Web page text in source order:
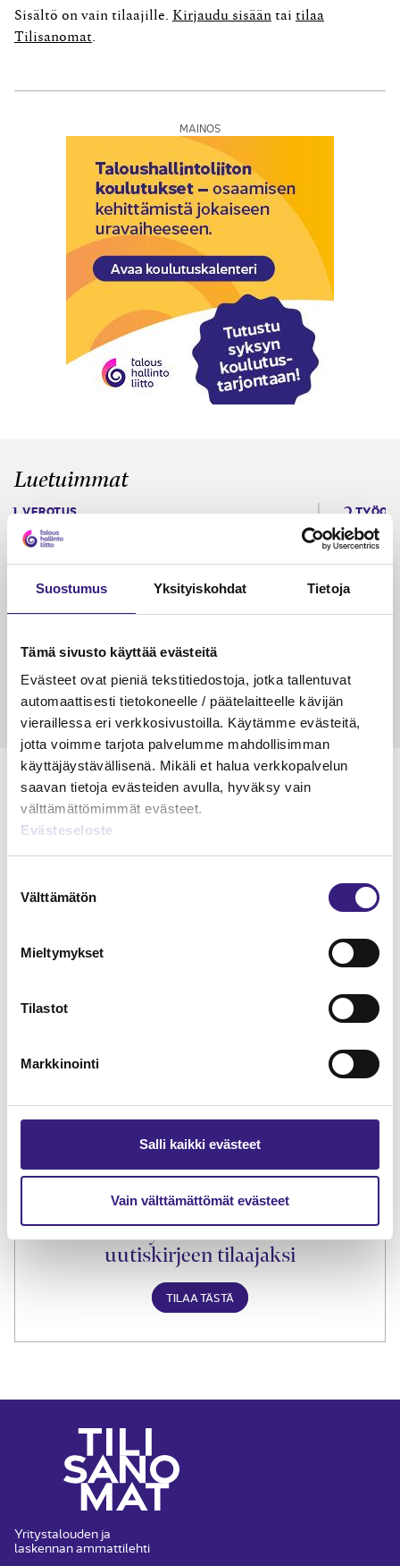
Suostumus Yksityiskohdat Tietoja
Tämä sivusto käyttää evästeitä
Evästeet ovat pieniä tekstitiedostoja, jotka tallentuvat
automaattisesti tietokoneelle / päätelaitteelle kävijän
vieraillessa eri verkkosivustoilla. Käytämme evästeitä,
jotta voimme tarjota palvelumme mahdollisimman
käyttäjäystävällisenä. Mikäli et halua verkkopalvelun
saavan tietoja evästeiden avulla, hyväksy vain
välttämättömimmät evästeet.
Evästeseloste
valinta
Välttämätön
Mieltymykset
Tilastot
Markkinointi
Salli kaikki evästeet
Vain välttämättömät evästeet
yhdenkertaisen kirjanpidon laatimiseen. EVL edellyttää
kuitenkin liikkeenharjoittajalta edelleen
Sisältö on vain tilaajille. Kirjaudu sisään tai tilaa
Tilisanomat
MAINOS
Luetuimmat
VEROTUS
Kulu­veloitukset arvon­lisä­
verotuksessa – omien kulujen
veloitus, kulujen edelleen­
veloitus ja läpi­laskutus
15.5.2023 10 min
TILAA TÄSTÄ
Liity Tilisanomien
uutiskirjeen tilaajaksi
TILAA TÄSTÄ
Yritystalouden ja
laskennan ammattilehti